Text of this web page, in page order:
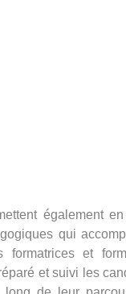
également
qui
formatrices et
et suivi les